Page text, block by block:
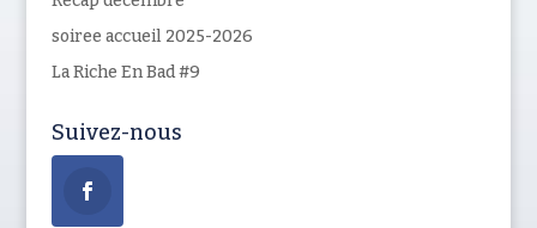
soiree accueil 2025-2026
La Riche En Bad #9
Suivez-nous